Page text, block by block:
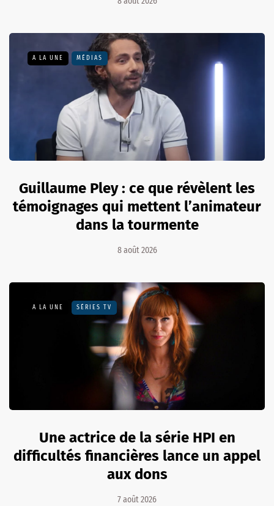
A LA UNE MÉDIAS
Guillaume Pley : ce que révèlent les
témoignages qui mettent l’animateur
dans la tourmente
8 août 2026
A LA UNE SÉRIES TV
Une actrice de la série HPI en
difficultés financières lance un appel
aux dons
7 août 2026